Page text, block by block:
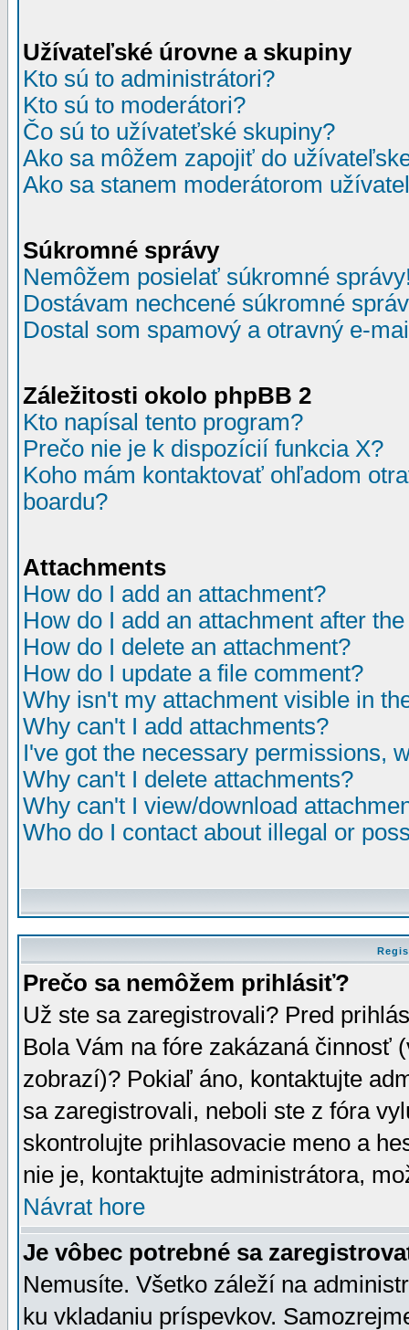
Užívateľské úrovne a skupiny
Kto sú to administrátori?
Kto sú to moderátori?
Čo sú to užívateťské skupiny?
Ako sa môžem zapojiť do
Ako sa stanem moderátorom
Súkromné správy
Nemôžem posielať súkromné
Dostávam nechcené súkromné
Dostal som spamový a otravný e-
Záležitosti okolo phpBB 2
Kto napísal tento program?
Prečo nie je k dispozícií funkcia X?
Koho mám kontaktovať ohľadom
boardu?
Attachments
How do I add an attachment?
How do I add an attachment after
How do I delete an attachment?
How do I update a file comment?
Why isn't my attachment visible in
Why can't I add attachments?
I've got the necessary permissions,
Why can't I delete attachments?
Why can't I view/download
Who do I contact about illegal or
Prečo sa nemôžem prihlásiť?
Už ste sa zaregistrovali? Pred
Bola Vám na fóre zakázaná činnosť
zobrazí)? Pokiaľ áno, kontaktujte
sa zaregistrovali, neboli ste z fóra
skontrolujte prihlasovacie meno a
nie je, kontaktujte administrátora,
Návrat hore
Je vôbec potrebné sa
Nemusíte. Všetko záleží na
ku vkladaniu príspevkov.